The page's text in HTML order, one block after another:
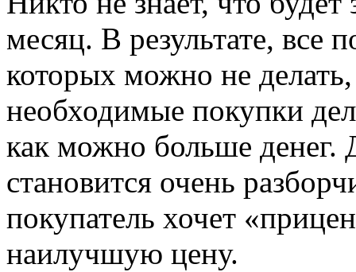
месяц. В результате, все
которых можно не
необходимые покупки
как можно больше денег.
становится очень
покупатель хочет
наилучшую цену.